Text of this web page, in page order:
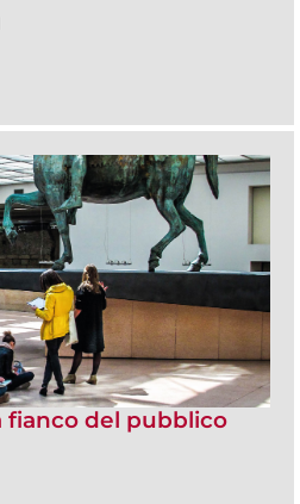
fianco del pubblico